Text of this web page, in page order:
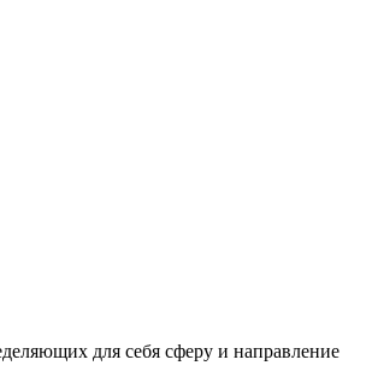
для себя сферу и направление